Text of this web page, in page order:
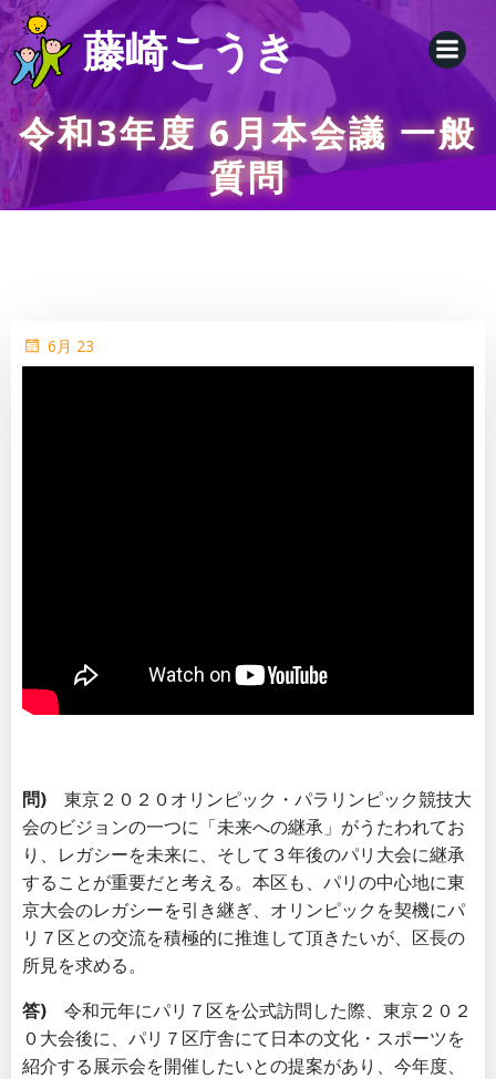
ン
テ
ン
ツ
へ
ス
キ
藤崎こうき
令和3年度 6月本会議 一般
質問
6月 23
問) 東京２０２０オリンピック・パラリンピック競技大
会のビジョンの一つに「未来への継承」がうたわれてお
り、レガシーを未来に、そして３年後のパリ大会に継承
することが重要だと考える。本区も、パリの中心地に東
京大会のレガシーを引き継ぎ、オリンピックを契機にパ
リ７区との交流を積極的に推進して頂きたいが、区長の
所見を求める。
答) 令和元年にパリ７区を公式訪問した際、東京２０２
０大会後に、パリ７区庁舎にて日本の文化・スポーツを
紹介する展示会を開催したいとの提案があり、今年度、